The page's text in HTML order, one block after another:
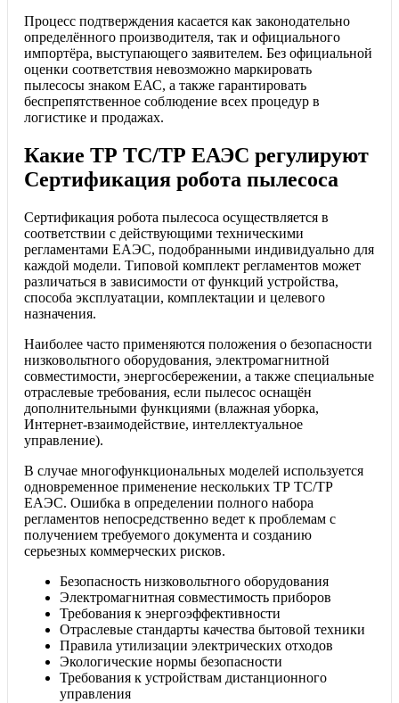
Процесс подтверждения касается как законодательно
определённого производителя, так и официального
импортёра, выступающего заявителем. Без официальной
оценки соответствия невозможно маркировать
пылесосы знаком ЕАС, а также гарантировать
беспрепятственное соблюдение всех процедур в
логистике и продажах.
Какие ТР ТС/ТР ЕАЭС регулируют
Сертификация робота пылесоса
Сертификация робота пылесоса осуществляется в
соответствии с действующими техническими
регламентами ЕАЭС, подобранными индивидуально для
каждой модели. Типовой комплект регламентов может
различаться в зависимости от функций устройства,
способа эксплуатации, комплектации и целевого
назначения.
Наиболее часто применяются положения о безопасности
низковольтного оборудования, электромагнитной
совместимости, энергосбережении, а также специальные
отраслевые требования, если пылесос оснащён
дополнительными функциями (влажная уборка,
Интернет-взаимодействие, интеллектуальное
управление).
В случае многофункциональных моделей используется
одновременное применение нескольких ТР ТС/ТР
ЕАЭС. Ошибка в определении полного набора
регламентов непосредственно ведет к проблемам с
получением требуемого документа и созданию
серьезных коммерческих рисков.
Безопасность низковольтного оборудования
Электромагнитная совместимость приборов
Требования к энергоэффективности
Отраслевые стандарты качества бытовой техники
Правила утилизации электрических отходов
Экологические нормы безопасности
Требования к устройствам дистанционного
управления